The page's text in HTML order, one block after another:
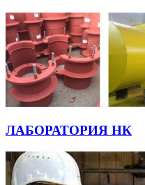
ЛАБОРАТОРИЯ НК